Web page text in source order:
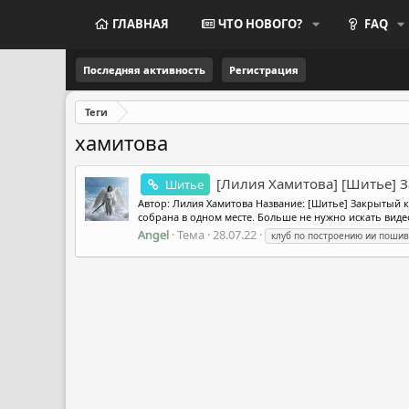
ГЛАВНАЯ ЧТО НОВОГО? FAQ
Последняя активность Регистрация
Теги
хамитова
Шитье [Лилия Хамитова] [Шитье]
Автор: Лилия Хамитова Название: [Шитье] Закрытый
собрана в одном месте. Больше не нужно искать
Angel Тема 28.07.22 клуб по построению ии